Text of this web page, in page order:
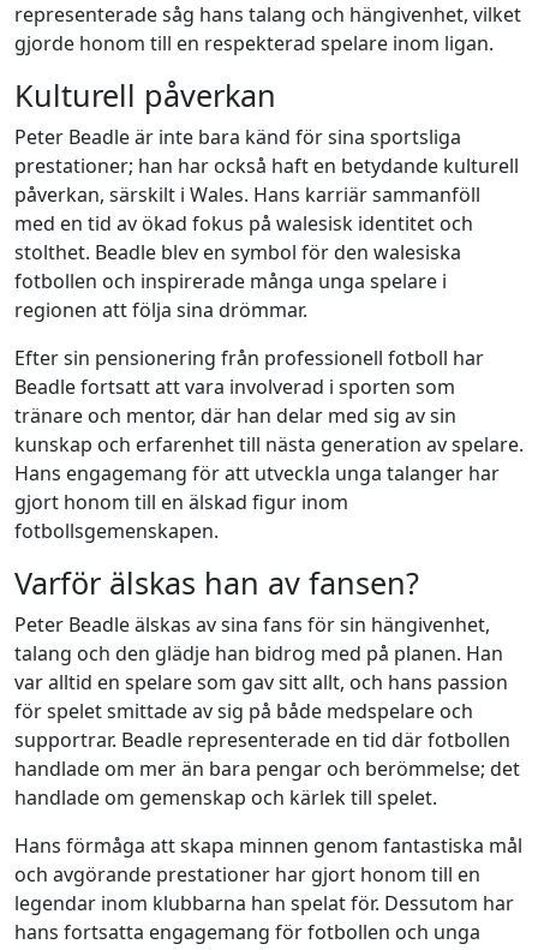
representerade såg hans talang och hängivenhet, vilket
gjorde honom till en respekterad spelare inom ligan.
Kulturell påverkan
Peter Beadle är inte bara känd för sina sportsliga
prestationer; han har också haft en betydande kulturell
påverkan, särskilt i Wales. Hans karriär sammanföll
med en tid av ökad fokus på walesisk identitet och
stolthet. Beadle blev en symbol för den walesiska
fotbollen och inspirerade många unga spelare i
regionen att följa sina drömmar.
Efter sin pensionering från professionell fotboll har
Beadle fortsatt att vara involverad i sporten som
tränare och mentor, där han delar med sig av sin
kunskap och erfarenhet till nästa generation av spelare.
Hans engagemang för att utveckla unga talanger har
gjort honom till en älskad figur inom
fotbollsgemenskapen.
Varför älskas han av fansen?
Peter Beadle älskas av sina fans för sin hängivenhet,
talang och den glädje han bidrog med på planen. Han
var alltid en spelare som gav sitt allt, och hans passion
för spelet smittade av sig på både medspelare och
supportrar. Beadle representerade en tid där fotbollen
handlade om mer än bara pengar och berömmelse; det
handlade om gemenskap och kärlek till spelet.
Hans förmåga att skapa minnen genom fantastiska mål
och avgörande prestationer har gjort honom till en
legendar inom klubbarna han spelat för. Dessutom har
hans fortsatta engagemang för fotbollen och unga